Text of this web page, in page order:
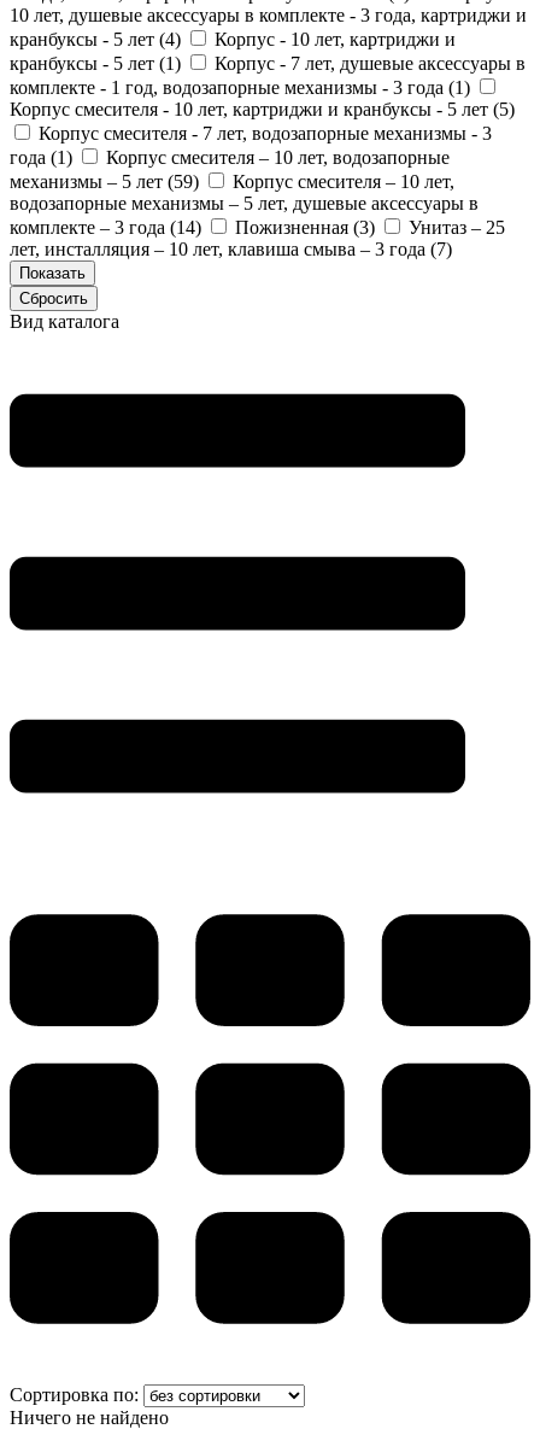
10 лет, душевые аксессуары в комплекте - 3 года, картриджи и
кранбуксы - 5 лет (4)
Корпус - 10 лет, картриджи и
кранбуксы - 5 лет (1)
Корпус - 7 лет, душевые аксессуары в
комплекте - 1 год, водозапорные механизмы - 3 года (1)
Корпус смесителя - 10 лет, картриджи и кранбуксы - 5 лет (5)
Корпус смесителя - 7 лет, водозапорные механизмы - 3
года (1)
Корпус смесителя – 10 лет, водозапорные
механизмы – 5 лет (59)
Корпус смесителя – 10 лет,
водозапорные механизмы – 5 лет, душевые аксессуары в
комплекте – 3 года (14) Пожизненная (3)
Унитаз – 25
лет, инсталляция – 10 лет, клавиша смыва – 3 года (7)
Вид каталога
Сортировка по:
Ничего не найдено